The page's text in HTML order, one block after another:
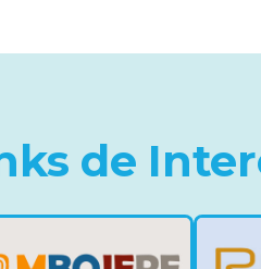
de